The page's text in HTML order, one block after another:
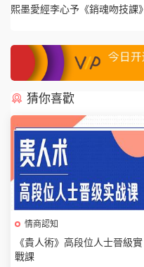
熙墨愛經李心予《銷魂吻技課》
猜你喜歡
情商認知
《貴人術》高段位人士晉級實
戰課